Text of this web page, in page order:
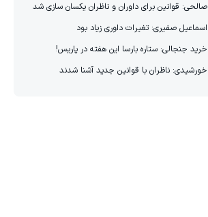
صالحی: قوانین برای داوران و ناظران یکسان سازی شد
اسماعیل صفیری: تغیرات داوری زیاد بود
خرید جنجالی: ستاره بارسا این هفته در پاریس!
خورشیدی: ناظران با قوانین جدید آشنا شدند